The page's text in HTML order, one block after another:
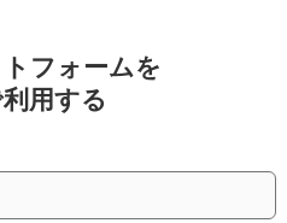
フォームを
用する